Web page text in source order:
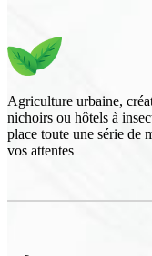
Agriculture urbaine,
nichoirs ou hôtels à
place toute une série de
vos attentes